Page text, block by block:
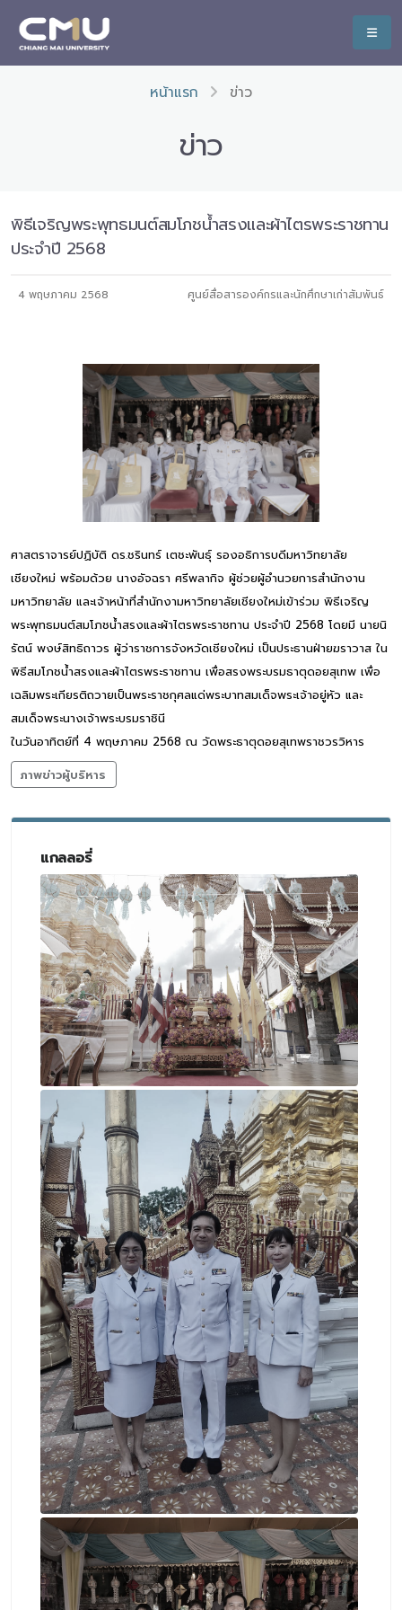
หน้าแรก ข่าว
ข่าว
พิธีเจริญพระพุทธมนต์สมโภชน้ำสรงและผ้าไตรพระราชทาน
ประจำปี 2568
4 พฤษภาคม 2568 ศูนย์สื่อสารองค์กรและนักศึกษาเก่าสัมพันธ์
ศาสตราจารย์ปฏิบัติ ดร.ชรินทร์ เตชะพันธุ์ รองอธิการบดีมหาวิทยาลัย
เชียงใหม่ พร้อมด้วย นางอัจฉรา ศรีพลากิจ ผู้ช่วยผู้อำนวยการสำนักงาน
มหาวิทยาลัย และเจ้าหน้าที่สำนักงามหาวิทยาลัยเชียงใหม่เข้าร่วม พิธีเจริญ
พระพุทธมนต์สมโภชน้ำสรงและผ้าไตรพระราชทาน ประจำปี 2568 โดยมี นายนิ
รัตน์ พงษ์สิทธิถาวร ผู้ว่าราชการจังหวัดเชียงใหม่ เป็นประธานฝ่ายฆราวาส ใน
พิธีสมโภชน้ำสรงและผ้าไตรพระราชทาน เพื่อสรงพระบรมธาตุดอยสุเทพ เพื่อ
เฉลิมพระเกียรติถวายเป็นพระราชกุศลแด่พระบาทสมเด็จพระเจ้าอยู่หัว และ
สมเด็จพระนางเจ้าพระบรมราชินี
ในวันอาทิตย์ที่ 4 พฤษภาคม 2568 ณ วัดพระธาตุดอยสุเทพราชวรวิหาร
ภาพข่าวผู้บริหาร
แกลลอรี่